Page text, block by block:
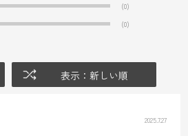
(0)
(0)
表示：新しい順
2025.7.27